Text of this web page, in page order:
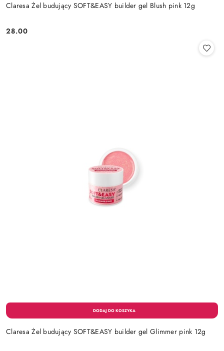
Claresa Żel budujący SOFT&EASY builder gel Blush pink 12g
Cena:
28.00
Claresa Żel budujący SOFT&EASY builder gel Glimmer pink 12g